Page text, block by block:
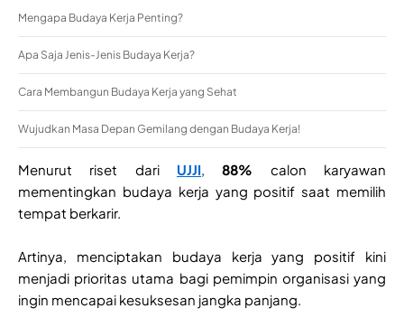
Mengapa Budaya Kerja Penting?
Apa Saja Jenis-Jenis Budaya Kerja?
Cara Membangun Budaya Kerja yang Sehat
Wujudkan Masa Depan Gemilang dengan Budaya Kerja!
Menurut riset dari UJJI, 88% calon karyawan
mementingkan budaya kerja yang positif saat memilih
tempat berkarir.
Artinya, menciptakan budaya kerja yang positif kini
menjadi prioritas utama bagi pemimpin organisasi yang
ingin mencapai kesuksesan jangka panjang.